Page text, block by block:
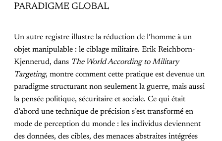
PARADIGME GLOBAL
Un autre registre illustre la réduction de l’homme à un
objet manipulable : le ciblage militaire. Erik Reichborn-
Kjennerud, dans The World According to Military
Targeting, montre comment cette pratique est devenue un
paradigme structurant non seulement la guerre, mais aussi
la pensée politique, sécuritaire et sociale. Ce qui était
d’abord une technique de précision s’est transformé en
mode de perception du monde : les individus deviennent
des données, des cibles, des menaces abstraites intégrées